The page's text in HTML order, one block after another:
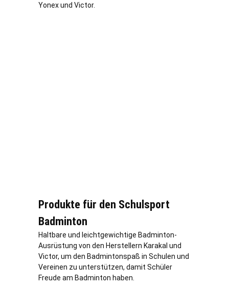
Yonex und Victor.
Produkte für den Schulsport
Badminton
Haltbare und leichtgewichtige Badminton-
Ausrüstung von den Herstellern Karakal und
Victor, um den Badmintonspaß in Schulen und
Vereinen zu unterstützen, damit Schüler
Freude am Badminton haben.